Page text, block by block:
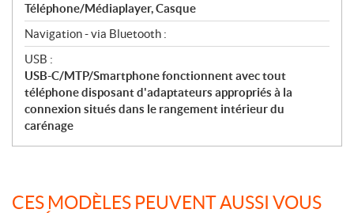
Téléphone/Médiaplayer, Casque
Navigation - via Bluetooth :
USB :
USB-C/MTP/Smartphone fonctionnent avec tout
téléphone disposant d'adaptateurs appropriés à la
connexion situés dans le rangement intérieur du
carénage
CES MODÈLES PEUVENT AUSSI VOUS